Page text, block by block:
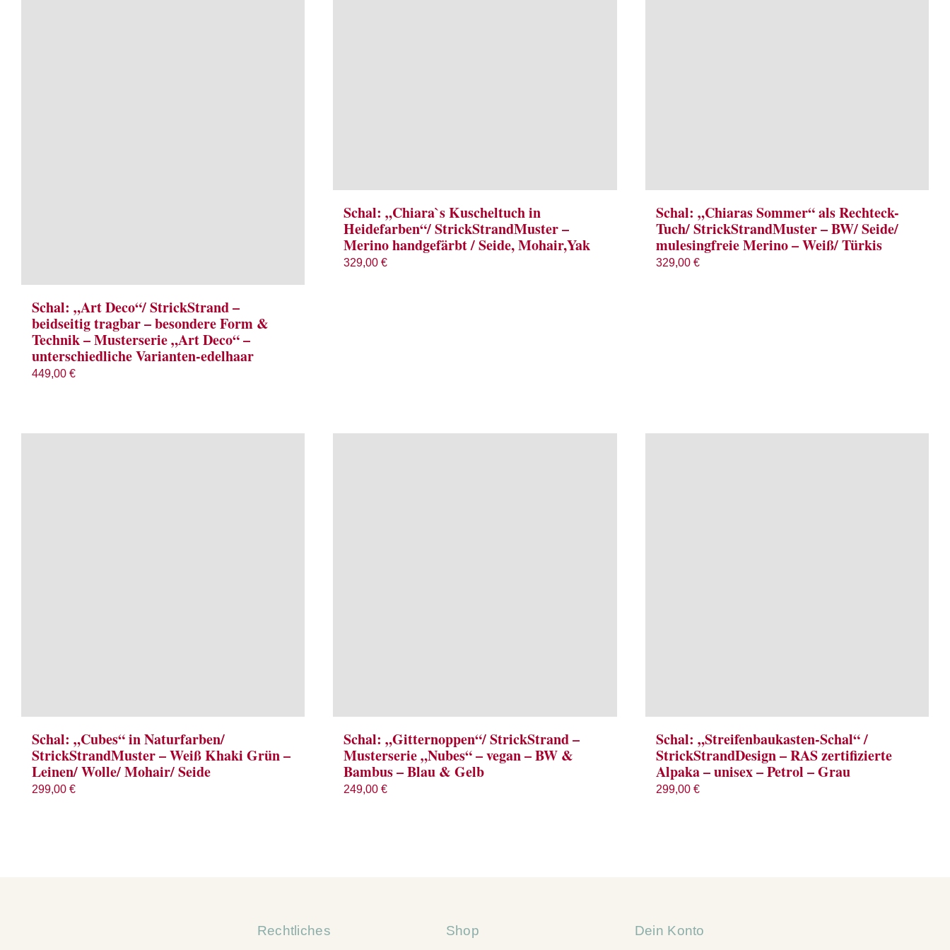
Schal: „Art Deco“/ StrickStrand –
beidseitig tragbar – besondere Form &
Technik – Musterserie „Art Deco“ –
unterschiedliche Varianten-edelhaar
449,00 €
Schal: „Chiara`s Kuscheltuch in
Heidefarben“/ StrickStrandMuster –
Merino handgefärbt / Seide, Mohair,Yak
329,00€
Schal: „Chiaras Sommer“ als Rechteck-
Tuch/ StrickStrandMuster – BW/ Seide/
mulesingfreie Merino – Weiß/ Türkis
329,00 €
Schal: „Cubes“ in Naturfarben/
StrickStrandMuster – Weiß Khaki Grün –
Leinen/ Wolle/ Mohair/ Seide
299,00 €
Schal: „Gitternoppen“/ StrickStrand –
Musterserie „Nubes“ – vegan – BW &
Bambus – Blau & Gelb
249,00€
Schal: „Streifenbaukasten-Schal“ /
StrickStrandDesign – RAS zertifizierte
Alpaka – unisex – Petrol – Grau
299,00 €
Rechtliches Shop Dein Konto